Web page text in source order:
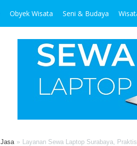
Obyek Wisata Seni & Budaya
Jasa Layanan Sewa Laptop Surabaya,